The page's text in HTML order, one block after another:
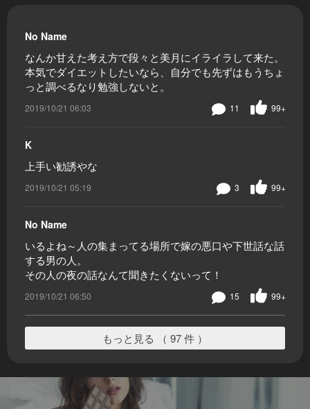
No Name
なんか甘えた考え方で段々と美月にイライラして来た。
本気でダイエットしたいなら、自分でも先ずはもうちょ
っと調べるなり勉強しないと。
2019/10/21 06:03 99+
11
K
上手い勧誘やな
2019/10/21 05:19 99+
3
No Name
いるよね～人の集まってる場所で嫁の悪口や下世話な話
する男の人。
その人の夜の話なんて聞きたくないって！
2019/10/21 06:50 99+
15
もっと見る （ 97 件 ）